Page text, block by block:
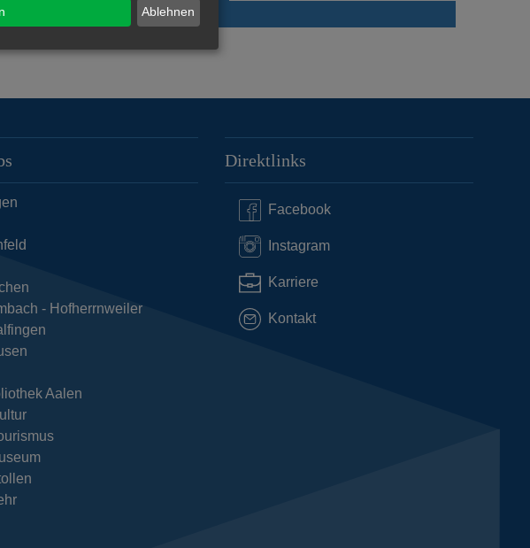
- Hofherrnweiler
Aalen
Direktlinks
Facebook
Instagram
Karriere
Kontakt
Ablehnen